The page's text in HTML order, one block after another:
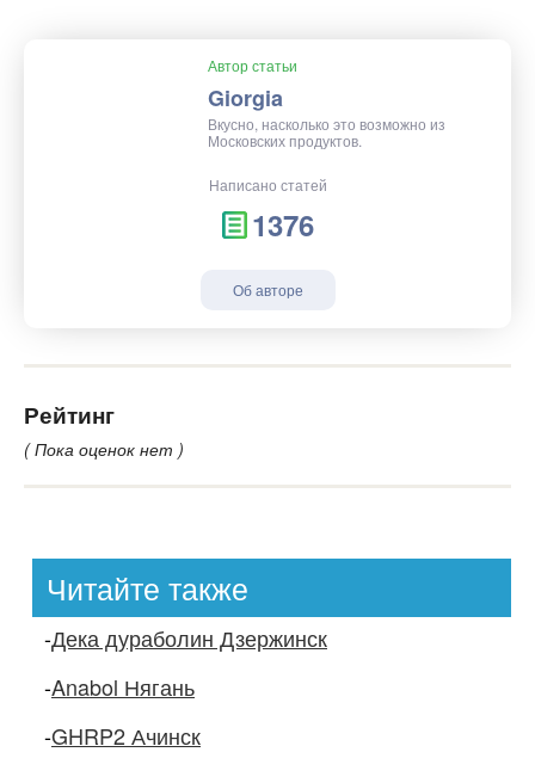
Автор статьи
Giorgia
Вкусно, насколько это возможно из
Московских продуктов.
Написано статей
1376
Об авторе
Рейтинг
( Пока оценок нет )
Читайте также
-Дека дураболин Дзержинск
-Anabol Нягань
-GHRP2 Ачинск